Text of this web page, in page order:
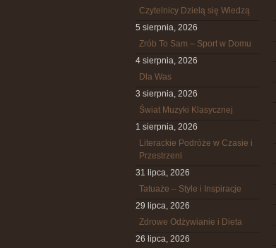
Czytelnicy Dzielą się Wiedzą
5 sierpnia, 2026
Zrób To Sam – Sport w Domu
4 sierpnia, 2026
Dla Was
3 sierpnia, 2026
Świat Muzyki Klasycznej
1 sierpnia, 2026
Literackie Podróże w Czasie i
Przestrzeni
31 lipca, 2026
Tatuaże – Style i Inspiracje
29 lipca, 2026
Zdrowe Odżywianie i Dieta
26 lipca, 2026